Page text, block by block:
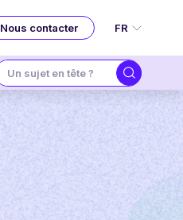
Nous contacter FR